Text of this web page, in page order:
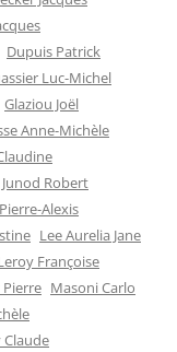
Dupuis Patrick
Luc-Michel
Glaziou Joël
Anne-Michèle
Junod Robert
Alexis
Lee Aurelia Jane
Françoise
Masoni Carlo
Claude